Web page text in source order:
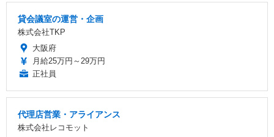
貸会議室の運営・企画
株式会社TKP
大阪府
月給25万円～29万円
正社員
代理店営業・アライアンス
株式会社レコモット